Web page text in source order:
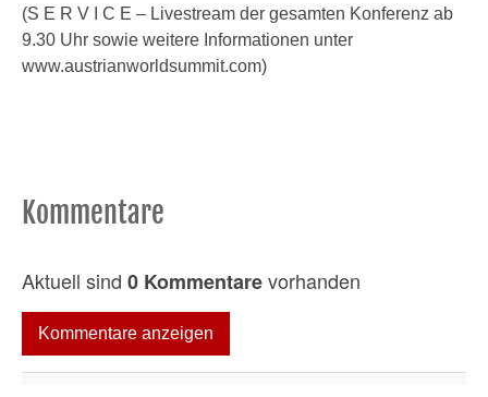
(S E R V I C E – Livestream der gesamten Konferenz ab
9.30 Uhr sowie weitere Informationen unter
www.austrianworldsummit.com)
Kommentare
Aktuell sind 0 Kommentarevorhanden
Kommentare anzeigen